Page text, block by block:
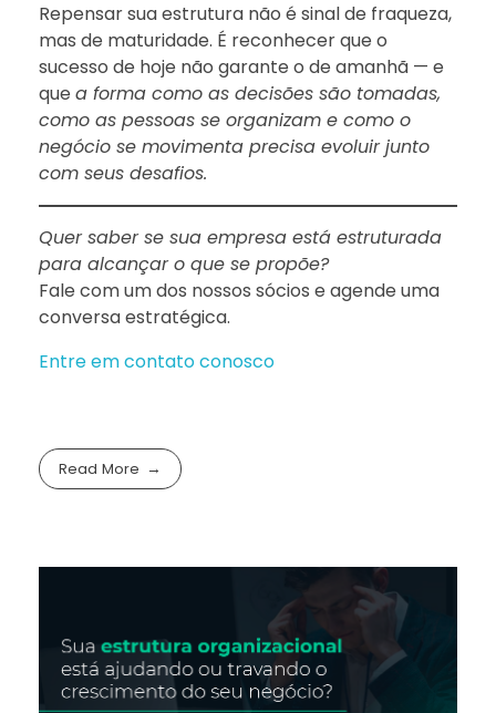
Repensar sua estrutura não é sinal de fraqueza,
mas de maturidade. É reconhecer que o
sucesso de hoje não garante o de amanhã — e
que a forma como as decisões são tomadas,
como as pessoas se organizam e como o
negócio se movimenta precisa evoluir junto
com seus desafios.
Quer saber se sua empresa está estruturada
para alcançar o que se propõe?
Fale com um dos nossos sócios e agende uma
conversa estratégica.
Entre em contato conosco
Read More